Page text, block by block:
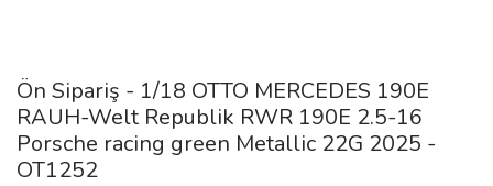
Ön Sipariş - 1/18 OTTO MERCEDES 190E
RAUH-Welt Republik RWR 190E 2.5-16
Porsche racing green Metallic 22G 2025 -
OT1252